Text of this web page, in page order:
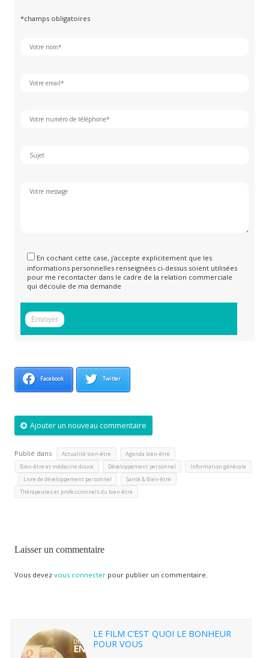
*champs obligatoires
En cochant cette case, j'accepte explicitement que les
informations personnelles renseignées ci-dessus soient utilisées
pour me recontacter dans le cadre de la relation commerciale
qui découle de ma demande
Facebook Twitter
Ajouter un nouveau commentaire
Publié dans Actualité bien-être Agenda bien-être
Bien-être et médecine douce Développement personnel Information générale
Livre de développement personnel Santé & Bien-être
Thérapeutes et professionnels du bien-être
Laisser un commentaire
Vous devez vous connecterpour publier un commentaire.
LE FILM C’EST QUOI LE BONHEUR
POUR VOUS